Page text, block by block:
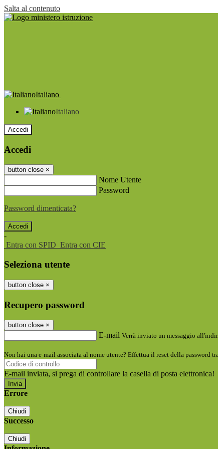
Salta al contenuto
Italiano
Italiano
Accedi
Accedi
button close ×
Nome Utente
Password
Password dimenticata?
-
Entra con SPID Entra con CIE
Seleziona utente
button close ×
Recupero password
button close ×
E-mail Verrà inviato un messaggio
Non hai una e-mail associata al nome utente? Effettua il reset della password
E-mail inviata, si prega di controllare la casella di posta elettronica!
Errore
Chiudi
Successo
Chiudi